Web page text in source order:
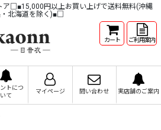
ア□■15,000円以上お買い上げで送料無料(沖縄
北海道を除く)■□
カート ご利用案内
トにつ
いて
マイページ 問い合わせ 実店舗のご案内